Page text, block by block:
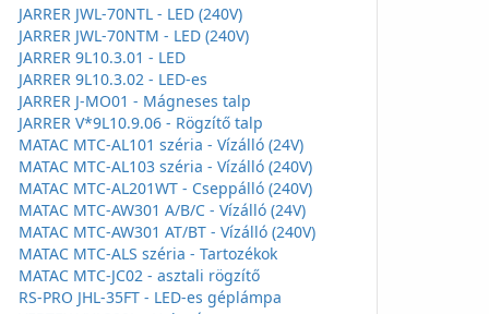
JARRER JWL-70NTL - LED (240V)
JARRER JWL-70NTM - LED (240V)
JARRER 9L10.3.01 - LED
JARRER 9L10.3.02 - LED-es
JARRER J-MO01 - Mágneses talp
JARRER V*9L10.9.06 - Rögzítő talp
MATAC MTC-AL101 széria - Vízálló (24V)
MATAC MTC-AL103 széria - Vízálló (240V)
MATAC MTC-AL201WT - Cseppálló (240V)
MATAC MTC-AW301 A/B/C - Vízálló (24V)
MATAC MTC-AW301 AT/BT - Vízálló (240V)
MATAC MTC-ALS széria - Tartozékok
MATAC MTC-JC02 - asztali rögzítő
RS-PRO JHL-35FT - LED-es géplámpa